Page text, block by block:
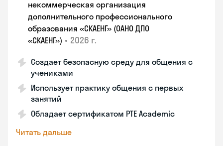
некоммерческая организация
дополнительного профессионального
образования «СКАЕНГ» (ОАНО ДПО
«СКАЕНГ») • 2026 г.
Создает безопасную среду для общения с
учениками
Использует практику общения с первых
занятий
Обладает сертификатом PTE Academic
Читать дальше